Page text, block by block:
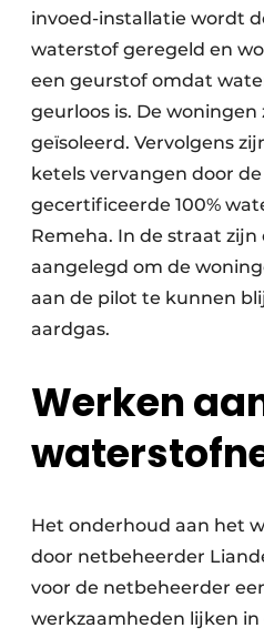
invoed-installatie wordt
waterstof geregeld en
een geurstof omdat
geurloos is. De woningen
geïsoleerd. Vervolgens
ketels vervangen door
gecertificeerde 100%
Remeha. In de straat
aangelegd om de
aan de pilot te kunnen
aardgas.
Werken
Het onderhoud aan het
door netbeheerder
voor de netbeheerder
werkzaamheden lijken